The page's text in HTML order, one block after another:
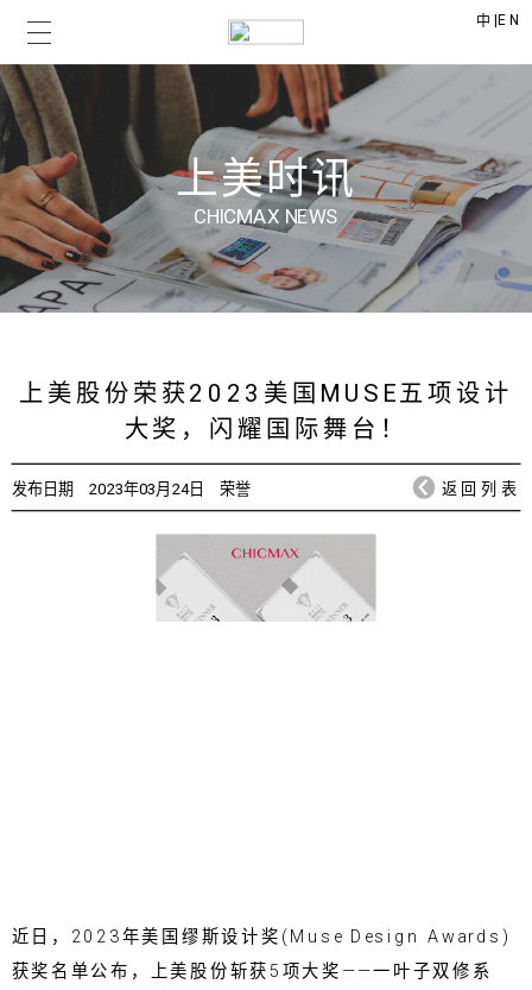
中 |EN
上美时讯
CHICMAX NEWS
上美股份荣获2023美国MUSE五项设计
大奖，闪耀国际舞台！
发布日期 2023年03月24日 荣誉 返回列表
近日，2023年美国缪斯设计奖(Muse Design Awards)
获奖名单公布，上美股份斩获5项大奖——一叶子双修系